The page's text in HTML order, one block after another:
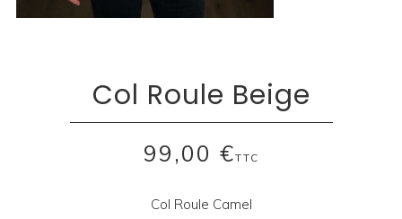
Col Roule Beige
99,00 €TTC
Col Roule Camel